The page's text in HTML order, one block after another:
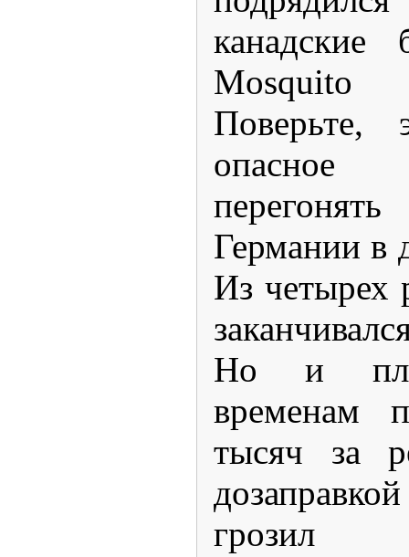
канадские
Mosquito
Поверьте,
опасное
Германии в
Из четырех
Но и
временам
тысяч за
грозил